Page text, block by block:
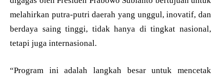
melahirkan putra-putri daerah yang unggul, inovatif, dan
berdaya saing tinggi, tidak hanya di tingkat nasional,
tetapi juga internasional.
“Program ini adalah langkah besar untuk mencetak